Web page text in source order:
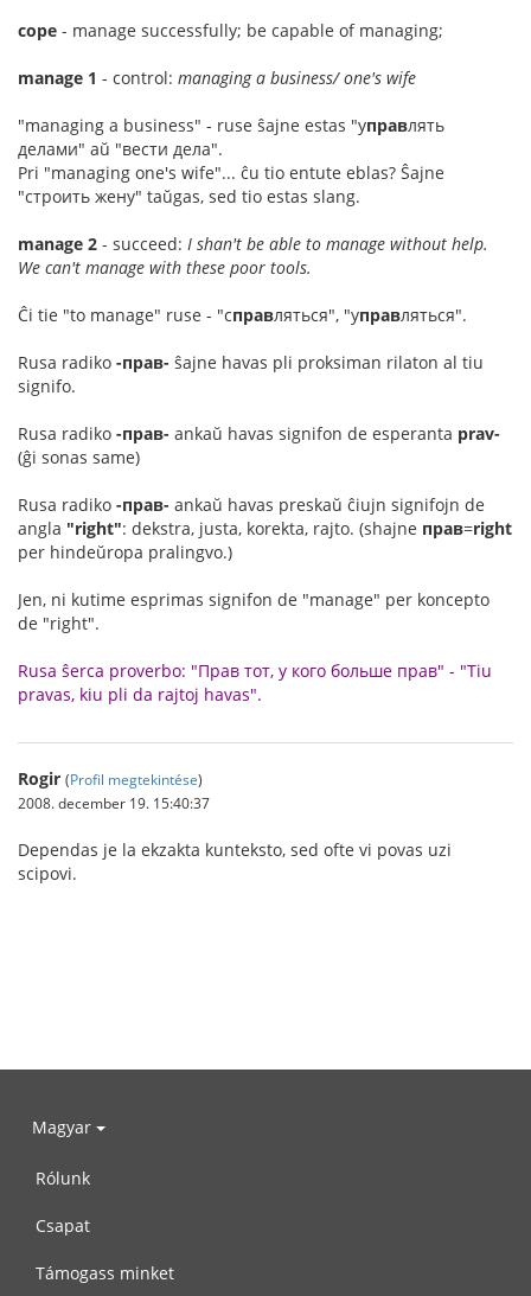
cope - manage successfully; be capable of managing;
manage 1 - control: managing a business/ one's wife
"managing a business" - ruse ŝajne estas "управлять
делами" aŭ "вести дела".
Pri "managing one's wife"... ĉu tio entute eblas? Ŝajne
"строить жену" taŭgas, sed tio estas slang.
manage 2 - succeed: I shan't be able to manage without help.
We can't manage with these poor tools.
Ĉi tie "to manage" ruse - "справляться", "управляться".
Rusa radiko -прав- ŝajne havas pli proksiman rilaton al tiu
signifo.
Rusa radiko -прав- ankaŭ havas signifon de esperanta prav-
(ĝi sonas same)
Rusa radiko -прав- ankaŭ havas preskaŭ ĉiujn signifojn de
angla "right": dekstra, justa, korekta, rajto. (shajne прав=right
per hindeŭropa pralingvo.)
Jen, ni kutime esprimas signifon de "manage" per koncepto
de "right".
Rusa ŝerca proverbo: "Прав тот, у кого больше прав" - "Tiu
pravas, kiu pli da rajtoj havas".
Rogir (Profil megtekintése)
2008. december 19. 15:40:37
Dependas je la ekzakta kunteksto, sed ofte vi povas uzi
scipovi.
Magyar
Rólunk
Csapat
Támogass minket